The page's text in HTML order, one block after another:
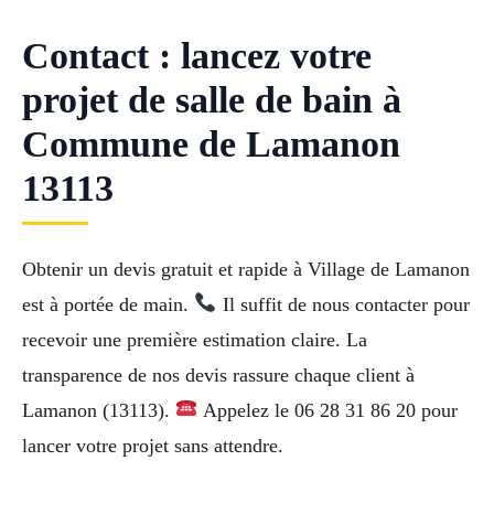
Contact : lancez votre
projet de salle de bain à
Commune de Lamanon
13113
Obtenir un devis gratuit et rapide à Village de Lamanon
est à portée de main.
Il suffit de nous contacter pour
recevoir une première estimation claire. La
transparence de nos devis rassure chaque client à
Lamanon (13113).
Appelez le 06 28 31 86 20 pour
lancer votre projet sans attendre.